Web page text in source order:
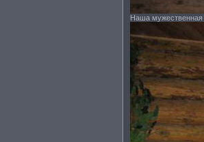
Наша мужественная